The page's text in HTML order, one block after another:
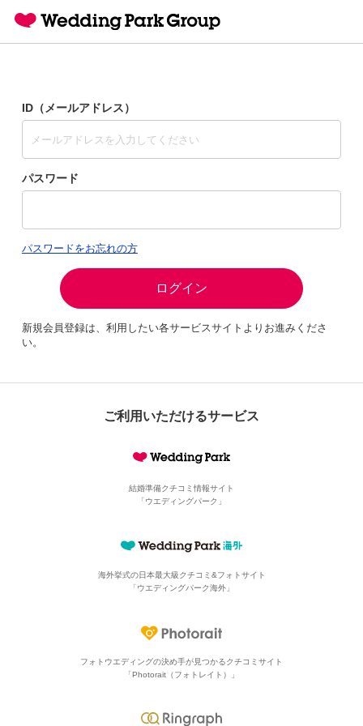
ID（メールアドレス）
パスワード
パスワードをお忘れの方
ログイン
新規会員登録は、利用したい各サービスサイトよりお進みくださ
い。
ご利用いただけるサービス
結婚準備クチコミ情報サイト
「ウエディングパーク」
海外挙式の日本最大級クチコミ&フォトサイト
「ウエディングパーク海外」
フォトウエディングの決め手が見つかるクチコミサイト
「Photorait（フォトレイト）」